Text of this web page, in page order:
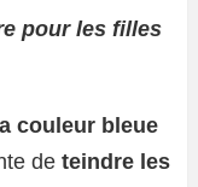
pour les filles
couleur bleue
de teindre les